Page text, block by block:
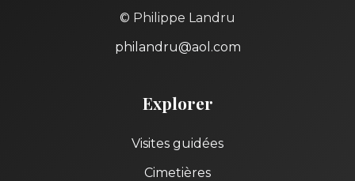
© Philippe Landru
philandru@aol.com
Explorer
Visites guidées
Cimetières